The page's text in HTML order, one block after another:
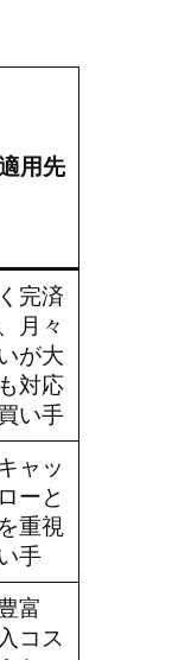
用先
完済
月々
が大
対応
い手
ャッ
ーと
重視
手
富
コス